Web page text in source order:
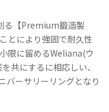
る【Premium鍛造製
とにより強固で耐久性
限に留めるWeliana(ウ
共にするに相応しい、
バーサリーリングとなり